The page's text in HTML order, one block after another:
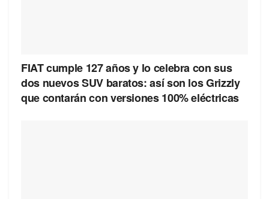
FIAT cumple 127 años y lo celebra con sus
dos nuevos SUV baratos: así son los Grizzly
que contarán con versiones 100% eléctricas